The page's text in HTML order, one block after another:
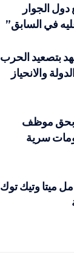
الجوار
في السابق”
بتصعيد الحرب
والانحياز
بحق موظف
سرية
ميتا وتيك توك